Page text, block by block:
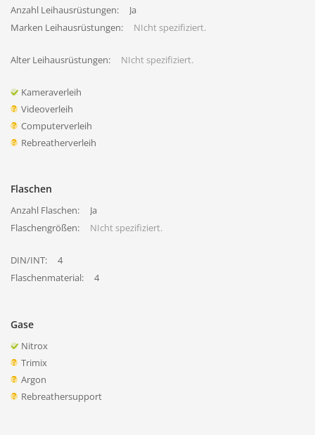
Anzahl Leihausrüstungen:
Ja
Marken Leihausrüstungen:
NIcht spezifiziert.
Alter Leihausrüstungen: NIcht spezifiziert.
Kameraverleih
Videoverleih
Computerverleih
Rebreatherverleih
Flaschen
Anzahl Flaschen:
Ja
Flaschengrößen:
NIcht spezifiziert.
DIN/INT:
4
Flaschenmaterial:
4
Gase
Nitrox
Trimix
Argon
Rebreathersupport